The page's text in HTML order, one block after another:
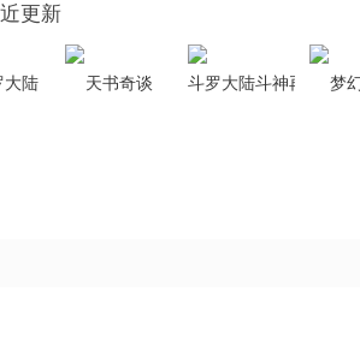
更新
大陆 天书奇谈 斗罗大陆斗神再临 梦